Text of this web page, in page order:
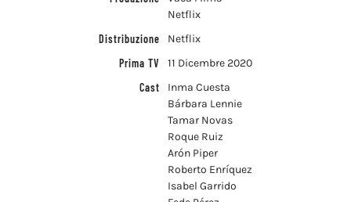
Netflix
Distribuzione
Netflix
Prima TV
11 Dicembre 2020
Cast
Inma Cuesta
Bárbara Lennie
Tamar Novas
Roque Ruiz
Arón Piper
Roberto Enríquez
Isabel Garrido